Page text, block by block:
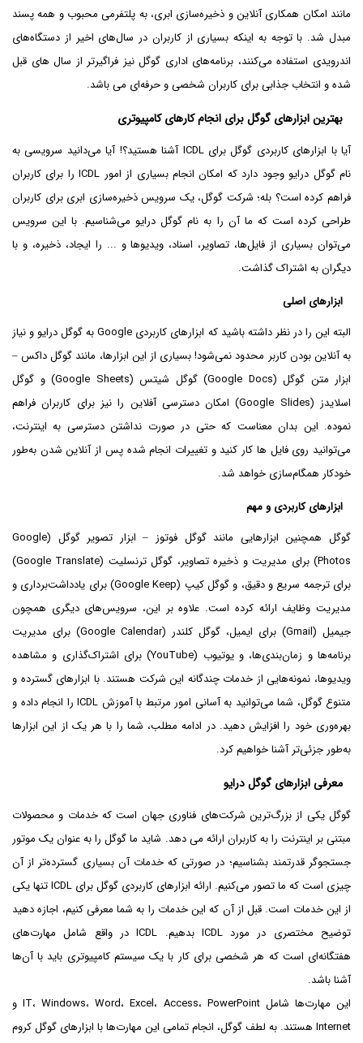
مانند امکان همکاری آنلاین و ذخیره‌سازی ابری، به پلتفرمی محبوب و همه پسند
مبدل شد. با توجه به اینکه بسیاری از کاربران در سال‌های اخیر از دستگاه‌های
اندرویدی استفاده می‌کنند، برنامه‌های اداری گوگل نیز فراگیرتر از سال های قبل
شده و انتخاب جذابی برای کاربران شخصی و حرفه‌ای می باشد.
بهترین ابزارهای گوگل برای انجام کارهای کامپیوتری
آیا با ابزارهای کاربردی گوگل برای ICDL آشنا هستید؟! آیا می‌دانید سرویسی به
نام گوگل درایو وجود دارد که امکان انجام بسیاری از امور ICDL را برای کاربران
فراهم کرده است؟ بله؛ شرکت گوگل، یک سرویس ذخیره‌سازی ابری برای کاربران
طراحی کرده است که ما آن را به نام گوگل درایو می‌شناسیم. با این سرویس
می‌توان بسیاری از فایل‌ها، تصاویر، اسناد، ویدیوها و ... را ایجاد، ذخیره، و با
دیگران به اشتراک گذاشت.
ابزارهای اصلی
البته این را در نظر داشته باشید که ابزارهای کاربردی Google به گوگل درایو و نیاز
به آنلاین بودن کاربر محدود نمی‌شود! بسیاری از این ابزارها، مانند گوگل داکس –
ابزار متن گوگل (Google Docs) گوگل شیتس (Google Sheets) و گوگل
اسلایدز (Google Slides) امکان دسترسی آفلاین را نیز برای کاربران فراهم
نموده. این بدان معناست که حتی در صورت نداشتن دسترسی به اینترنت،
می‌توانید روی فایل ها کار کنید و تغییرات انجام شده پس از آنلاین شدن به‌طور
خودکار همگام‌سازی خواهد شد.
ابزارهای کاربردی و مهم
گوگل همچنین ابزارهایی مانند گوگل فوتوز – ابزار تصویر گوگل (Google
Photos) برای مدیریت و ذخیره تصاویر، گوگل ترنسلیت (Google Translate)
برای ترجمه سریع و دقیق، و گوگل کیپ (Google Keep) برای یادداشت‌برداری و
مدیریت وظایف ارائه کرده است. علاوه بر این، سرویس‌های دیگری همچون
جیمیل (Gmail) برای ایمیل، گوگل کلندر (Google Calendar) برای مدیریت
برنامه‌ها و زمان‌بندی‌ها، و یوتیوب (YouTube) برای اشتراک‌گذاری و مشاهده
ویدیوها، نمونه‌هایی از خدمات چندگانه این شرکت هستند. با ابزارهای گسترده و
متنوع گوگل، شما می‌توانید به آسانی امور مرتبط با آموزش ICDL را انجام داده و
بهره‌وری خود را افزایش دهید. در ادامه مطلب، شما را با هر یک از این ابزارها
به‌طور جزئی‌تر آشنا خواهیم کرد.
معرفی ابزارهای گوگل درایو
گوگل یکی از بزرگ‌ترین شرکت‌های فناوری جهان است که خدمات و محصولات
مبتنی بر اینترنت را به کاربران ارائه می دهد. شاید ما گوگل را به عنوان یک موتور
جستجوگر قدرتمند بشناسیم؛ در صورتی که خدمات آن بسیاری گسترده‌تر از آن
چیزی است که ما تصور می‌کنیم. ارائه ابزارهای کاربردی گوگل برای ICDL تنها یکی
از این خدمات است. قبل از آن که این خدمات را به شما معرفی کنیم، اجازه دهید
توضیح مختصری در مورد ICDL بدهیم. ICDL در واقع شامل مهارت‌های
هفتگانه‌ای است که هر شخصی برای کار با یک سیستم کامپیوتری باید با آن‌ها
آشنا باشد.
این مهارت‌ها شامل IT، Windows، Word، Excel، Access، PowerPoint و
Internet هستند. به لطف گوگل، انجام تمامی این مهارت‌ها با ابزارهای گوگل کروم